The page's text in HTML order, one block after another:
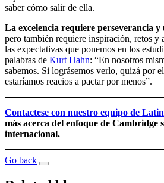
saber cómo salir de ella.
La excelencia requiere perseverancia
pero también requiere inspiración, retos y
las expectativas que ponemos en los
palabras de Kurt Hahn: “En nosotros
sabemos. Si lográsemos verlo, quizá por
estaríamos reacios a pactar por menos”.
Contactese con nuestro equipo de
más acerca del enfoque de Cambridge
internacional.
Go back